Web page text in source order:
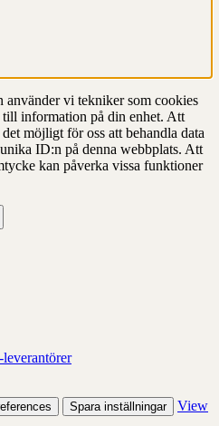
använder vi tekniker som cookies
information på din enhet. Att
möjligt för oss att behandla data
ID:n på denna webbplats. Att
kan påverka vissa funktioner
Spara inställningar
View